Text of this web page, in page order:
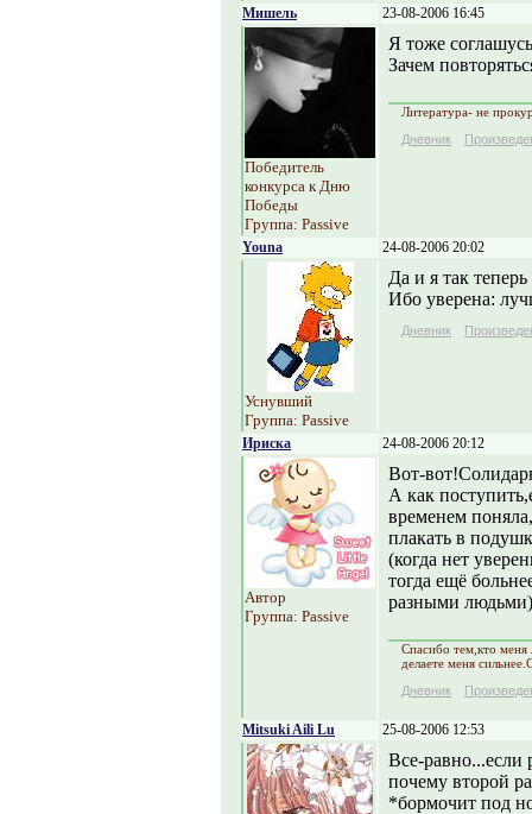
Мишель 23-08-2006 16:45
Победитель
конкурса к Дню
Победы
Группа: Passive
Я тоже
Зачем
Литература- не
Дневник
Youna 24-08-2006 20:02
Уснувший
Группа: Passive
Да и я так
Ибо уверена:
Дневник
Ириска 24-08-2006 20:12
Автор
Группа: Passive
Вот-
А как
временем
плакать в
(когда нет
тогда ещё
разными
Спасибо тем,кто меня
делаете меня
Дневник
Mitsuki Aili Lu 25-08-2006 12:53
Все-равно...если
почему второй
*бормочит под